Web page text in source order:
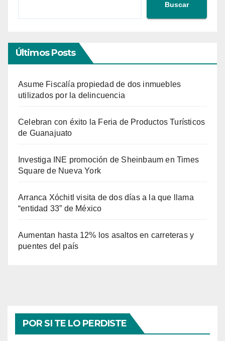
Buscar
Últimos Posts
Asume Fiscalía propiedad de dos inmuebles
utilizados por la delincuencia
Celebran con éxito la Feria de Productos Turísticos
de Guanajuato
Investiga INE promoción de Sheinbaum en Times
Square de Nueva York
Arranca Xóchitl visita de dos días a la que llama
“entidad 33” de México
Aumentan hasta 12% los asaltos en carreteras y
puentes del país
POR SI TE LO PERDISTE